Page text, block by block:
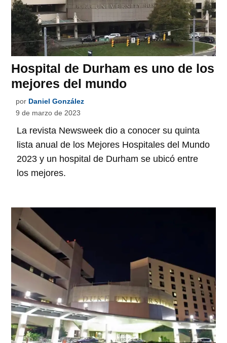
Hospital de Durham es uno de los
mejores del mundo
por Daniel González
9 de marzo de 2023
La revista Newsweek dio a conocer su quinta
lista anual de los Mejores Hospitales del Mundo
2023 y un hospital de Durham se ubicó entre
los mejores.